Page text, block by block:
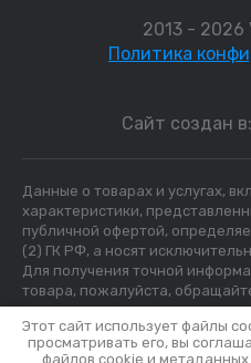
2013 - 2026
Политика
Сайт создан в:
Данные о товарах и услугах,
характеристики,
публичной офертой,
(2) ГК РФ, а носят
Для получения точной
товара, пожалуйста,
Этот сайт использует файлы
просматривать его, вы
файлов cookie и метаданных